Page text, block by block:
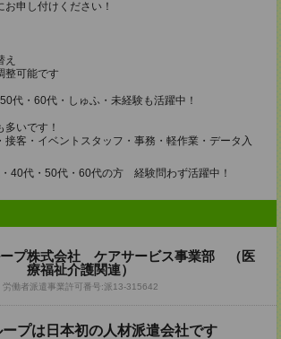
申し付けください！
え
可能です
代・60代・しゅふ・未経験も活躍中！
いです！
接客・イベントスタッフ・事務・軽作業・データ入
40代・50代・60代の方 経験問わず活躍中！
ープ株式会社 ケアサービス事業部 （医
療福祉介護関連）
労働者派遣事業許可番号:派13-315642
プは日本初の人材派遣会社です